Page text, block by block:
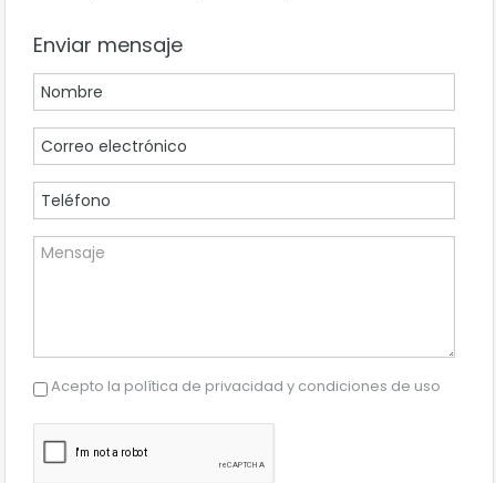
Enviar mensaje
Acepto la política de privacidad y condiciones de uso